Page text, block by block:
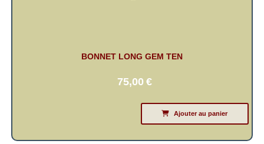
BONNET LONG GEM TEN
75,00 €
Ajouter au panier